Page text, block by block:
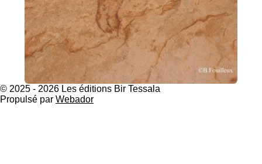
© 2025 - 2026 Les éditions Bir Tessala
Propulsé par Webador